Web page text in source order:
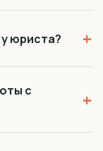
юриста? +
с
+